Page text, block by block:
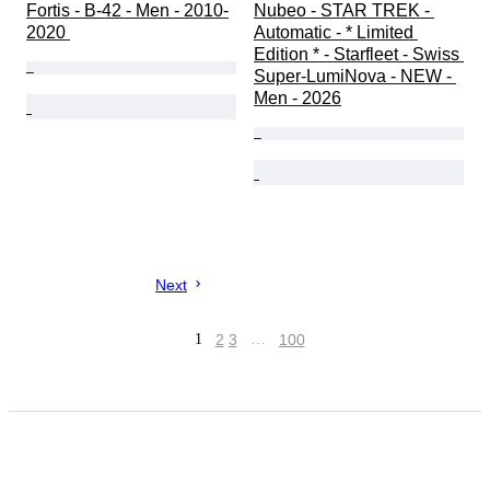
Fortis - B-42 - Men - 2010-
2020
Nubeo - STAR TREK -
Automatic - * Limited
Edition * - Starfleet - Swiss
Super-LumiNova - NEW -
Men - 2026
Next
1 2 3 … 100